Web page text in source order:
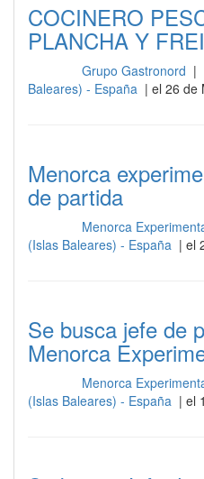
COCINERO
PLANCHA Y
Grupo Gastronord |
Baleares) - España | el 26 de
Menorca
de partida
Menorca
(Islas Baleares) - España | el
Se busca jefe de
Menorca
Menorca
(Islas Baleares) - España | el